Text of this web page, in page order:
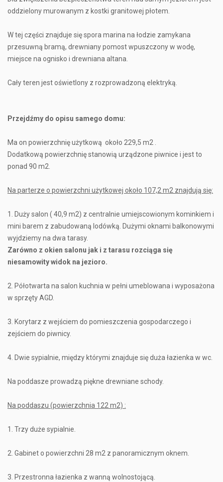
oddzielony murowanym z kostki granitowej płotem.
W tej części znajduje się spora marina na łodzie zamykana
przesuwną bramą, drewniany pomost wpuszczony w wodę,
miejsce na ognisko i drewniana altana.
Cały teren jest oświetlony z rozprowadzoną elektryką.
Przejdźmy do opisu samego domu:
Ma on powierzchnię użytkową około 229,5 m2 .
Dodatkową powierzchnię stanowią urządzone piwnice i jest to
ponad 90 m2.
Na parterze o powierzchni użytkowej około 107,2 m2 znajdują się:
1. Duży salon ( 40,9 m2) z centralnie umiejscowionym kominkiem i
mini barem z zabudowaną lodówką. Dużymi oknami balkonowymi
wyjdziemy na dwa tarasy.
Zarówno z okien salonu jak i z tarasu rozciąga się
niesamowity widok na jezioro.
2. Półotwarta na salon kuchnia w pełni umeblowana i wyposażona
w sprzęty AGD.
3. Korytarz z wejściem do pomieszczenia gospodarczego i
zejściem do piwnicy.
4. Dwie sypialnie, między którymi znajduje się duża łazienka w wc.
Na poddasze prowadzą piękne drewniane schody.
Na poddaszu (powierzchnia 122 m2) :
1. Trzy duże sypialnie.
2. Gabinet o powierzchni 28 m2 z panoramicznym oknem.
3. Przestronna łazienka z wanną wolnostojącą.